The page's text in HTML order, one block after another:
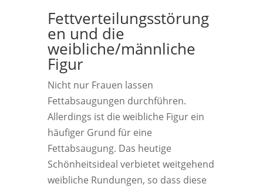
Fettverteilungsstörung
en und die
weibliche/männliche
Figur
Nicht nur Frauen lassen
Fettabsaugungen durchführen.
Allerdings ist die weibliche Figur ein
häufiger Grund für eine
Fettabsaugung. Das heutige
Schönheitsideal verbietet weitgehend
weibliche Rundungen, so dass diese